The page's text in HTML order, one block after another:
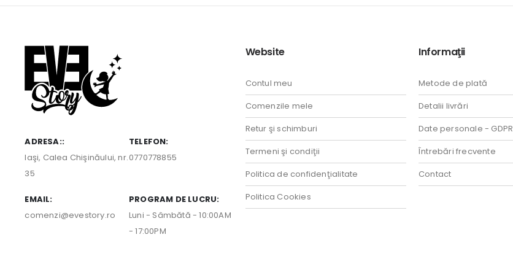
ADRESA::
Iaşi, Calea Chişinăului, nr.
35
TELEFON:
0770778855
EMAIL:
comenzi@evestory.ro
PROGRAM DE LUCRU:
Luni - Sâmbătă - 10:00AM
- 17:00PM
Website
Contul meu
Comenzile mele
Retur şi schimburi
Termeni şi condiţii
Politica de confidenţialitate
Politica Cookies
Informaţii
Metode de plată
Detalii livrări
Date personale - GDPR
Întrebări frecvente
Contact